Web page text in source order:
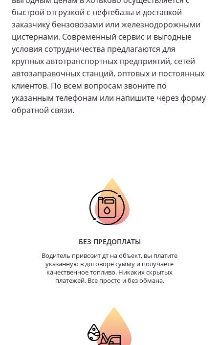
быстрой отгрузкой с нефтебазы и доставкой
заказчику бензовозами или железнодорожными
цистернами. Современный сервис и выгодные
условия сотрудничества предлагаются для
крупных автотранспортных предприятий, сетей
автозаправочных станций, оптовых и постоянных
клиентов. По всем вопросам звоните по
указанным телефонам или напишите через форму
обратной связи.
БЕЗ ПРЕДОПЛАТЫ
Водитель привозит дт на объект, вы платите
указанную в договоре сумму и получаете
качественное топливо. Никаких скрытых
платежей. Все просто и без обмана.